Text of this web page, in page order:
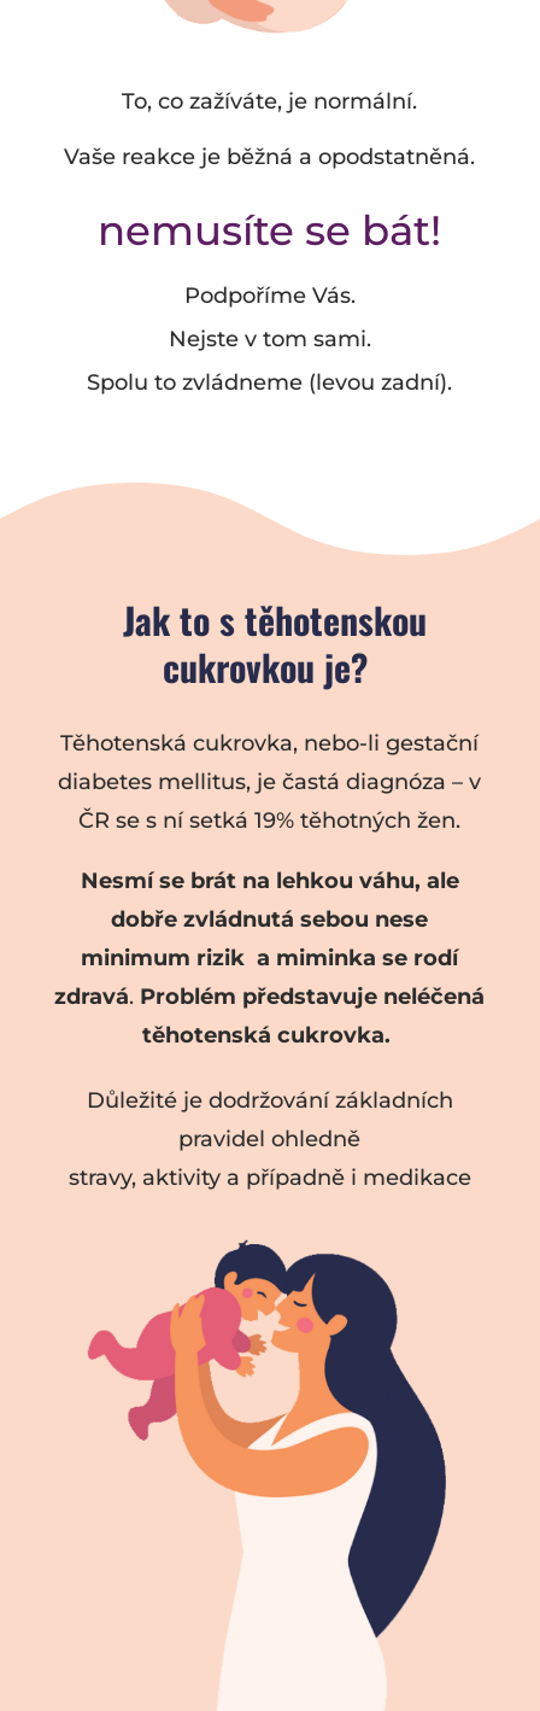
To, co zažíváte, je normální.
Vaše reakce je běžná a opodstatněná.
nemusíte se bát!
Podpoříme Vás.
Nejste v tom sami.
Spolu to zvládneme (levou zadní).
Jak to s těhotenskou
cukrovkou je?
Těhotenská cukrovka, nebo-li gestační
diabetes mellitus, je častá diagnóza – v
ČR se s ní setká 19% těhotných žen.
Nesmí se brát na lehkou váhu, ale
dobře zvládnutá sebou nese
minimum rizik a miminka se rodí
zdravá. Problém představuje neléčená
těhotenská cukrovka.
Důležité je dodržování základních
pravidel ohledně
stravy, aktivity a případně i medikace